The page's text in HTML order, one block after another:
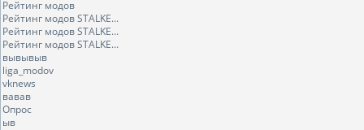
Рейтинг модов
Рейтинг модов STALKE...
Рейтинг модов STALKE...
Рейтинг модов STALKE...
вывывыв
liga_modov
vknews
вавав
Опрос
ыв